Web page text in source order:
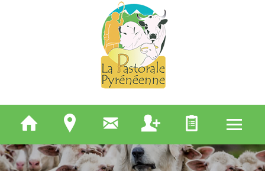
QUI SOMMES-NOUS